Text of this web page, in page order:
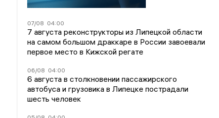
07/08 04:00
7 августа реконструкторы из Липецкой области
на самом большом драккаре в России завоевали
первое место в Кижской регате
06/08 04:00
6 августа в столкновении пассажирского
автобуса и грузовика в Липецке пострадали
шесть человек